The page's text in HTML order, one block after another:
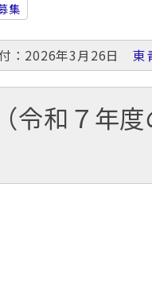
集
：2026年3月26日 東
令和７年